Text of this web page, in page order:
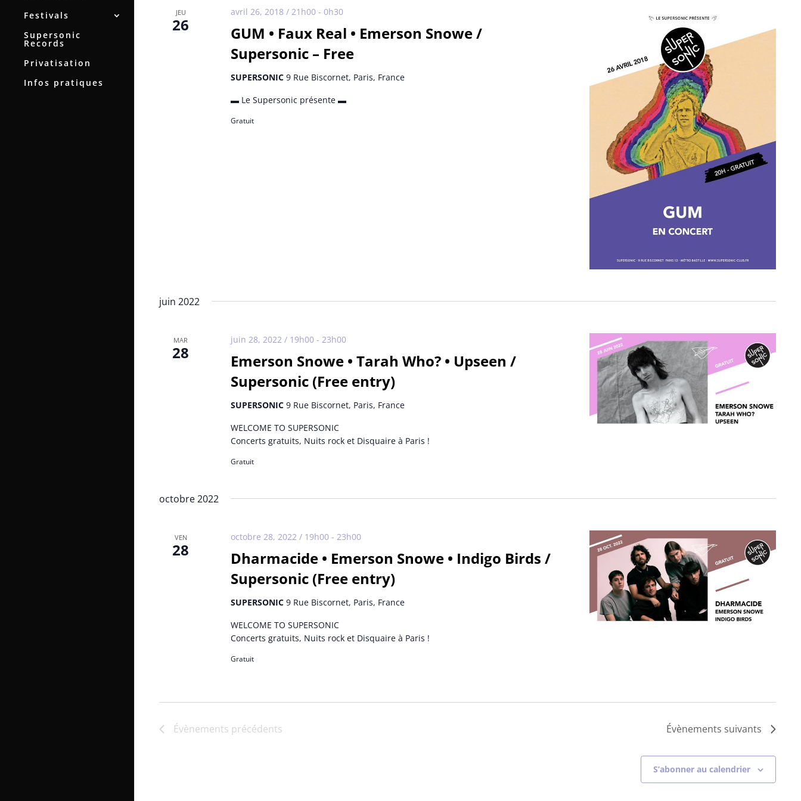
Festivals
Supersonic
Records
Privatisation
Infos pratiques
JEU
26
GUM • Faux Real • Emerson Snowe /
Supersonic – Free
avril 26, 2018 / 21h00 -0h30
SUPERSONIC9 Rue Biscornet, Paris, France
▬ Le Supersonic présente ▬
Gratuit
juin 2022
MAR
28
Emerson Snowe • Tarah Who? • Upseen /
Supersonic (Free entry)
juin 28, 2022 / 19h00 -23h00
SUPERSONIC9 Rue Biscornet, Paris, France
WELCOME TO SUPERSONIC
Concerts gratuits, Nuits rock et Disquaire à Paris !
Gratuit
octobre 2022
VEN
28
Dharmacide • Emerson Snowe • Indigo Birds /
Supersonic (Free entry)
octobre 28, 2022 / 19h00 -23h00
SUPERSONIC9 Rue Biscornet, Paris, France
WELCOME TO SUPERSONIC
Concerts gratuits, Nuits rock et Disquaire à Paris !
Gratuit
Évènements précédents Évènements suivants
S’abonner au calendrier